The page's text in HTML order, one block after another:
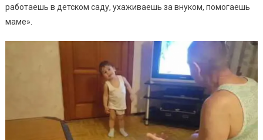
работаешь в детском саду, ухаживаешь за внуком, помогаешь
маме».